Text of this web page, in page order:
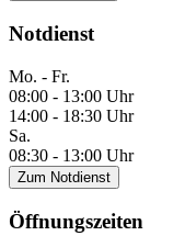
Notdienst
Mo. - Fr.
08:00 - 13:00 Uhr
14:00 - 18:30 Uhr
Sa.
08:30 - 13:00 Uhr
Zum Notdienst
Öffnungszeiten